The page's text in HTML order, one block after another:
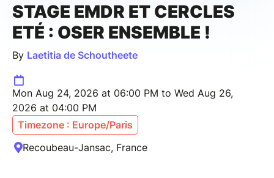
STAGE EMDR ET CERCLES
ETÉ : OSER ENSEMBLE !
By Laetitia de Schoutheete
Mon Aug 24, 2026 at 06:00 PM to Wed Aug 26,
2026 at 04:00 PM
Timezone : Europe/Paris
Recoubeau-Jansac, France